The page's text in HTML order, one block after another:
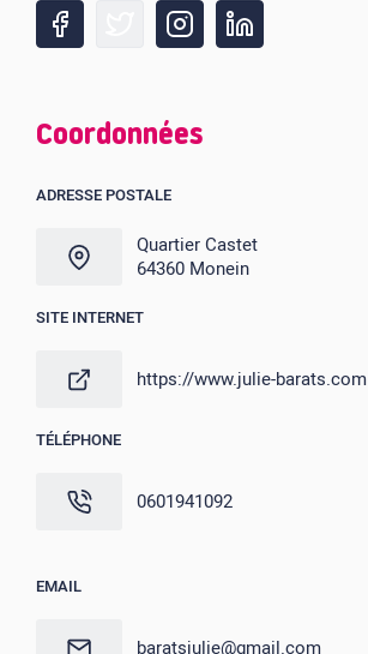
Coordonnées
ADRESSE POSTALE
Quartier Castet
64360 Monein
SITE INTERNET
https://www.julie-barats.com
TÉLÉPHONE
0601941092
EMAIL
baratsjulie@gmail.com